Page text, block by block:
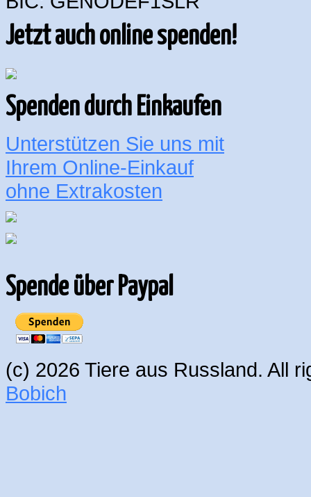
Jetzt auch online spenden!
Spenden durch Einkaufen
Unterstützen Sie uns mit
Ihrem Online-Einkauf
ohne Extrakosten
Spende über Paypal
(c) 2026 Tiere aus Russland. All
Bobich